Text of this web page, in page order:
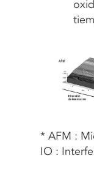
* AFM :
IO :